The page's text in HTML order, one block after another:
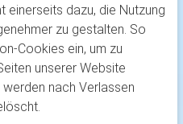
einerseits dazu, die Nutzung
zu gestalten. So
Cookies ein, um zu
unserer Website
nach Verlassen